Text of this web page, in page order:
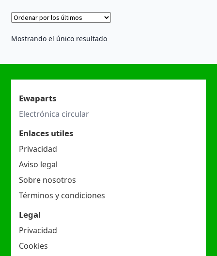
Mostrando el único resultado
Ewaparts
Electrónica circular
Enlaces utiles
Privacidad
Aviso legal
Sobre nosotros
Términos y condiciones
Legal
Privacidad
Cookies